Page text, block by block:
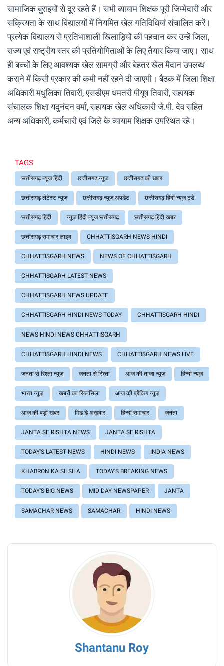
सामाजिक बुराइयों से दूर रहते हैं। सभी व्यायाम शिक्षक पूरी जिम्मेदारी और
सक्रियता के साथ विद्यालयों में नियमित खेल गतिविधियां संचालित करें।
प्रत्येक विद्यालय से प्रतिभाशाली खिलाड़ियों की पहचान कर उन्हें जिला,
राज्य एवं राष्ट्रीय स्तर की प्रतियोगिताओं के लिए तैयार किया जाए। साथ
ही बच्चों के लिए आवश्यक खेल सामग्री और बेहतर खेल मैदान उपलब्ध
कराने में किसी प्रकार की कमी नहीं रहने दी जाएगी। बैठक में जिला शिक्षा
अधिकारी मधुलिका तिवारी, एसडीएम धमतरी पीयूष तिवारी, सहायक
संचालक शिक्षा यदुनंदन वर्मा, सहायक खेल अधिकारी जे.पी. देव सहित
अन्य अधिकारी, कर्मचारी एवं जिले के व्यायाम शिक्षक उपस्थित रहे।
TAGS
छत्तीसगढ़ न्यूज हिंदी छत्तीसगढ़ न्यूज छत्तीसगढ़ की खबर
छत्तीसगढ़ लेटेस्ट न्यूज छत्तीसगढ़ न्यूज अपडेट छत्तीसगढ़ हिंदी न्यूज टुडे
छत्तीसगढ़ हिंदी न्यूज हिंदी न्यूज छत्तीसगढ़ छत्तीसगढ़ हिंदी खबर
छत्तीसगढ़ समाचार लाइव CHHATTISGARH NEWS HINDI
CHHATTISGARH NEWS NEWS OF CHHATTISGARH
CHHATTISGARH LATEST NEWS
CHHATTISGARH NEWS UPDATE
CHHATTISGARH HINDI NEWS TODAY CHHATTISGARH HINDI
NEWS HINDI NEWS CHHATTISGARH
CHHATTISGARH HINDI NEWS CHHATTISGARH NEWS LIVE
जनता से रिश्ता न्यूज़ जनता से रिश्ता आज की ताजा न्यूज़ हिंन्दी न्यूज़
भारत न्यूज़ खबरों का सिलसिला आज की ब्रेंकिग न्यूज़
आज की बड़ी खबर मिड डे अख़बार हिंन्दी समाचार जनता
JANTA SE RISHTA NEWS JANTA SE RISHTA
TODAY'S LATEST NEWS HINDI NEWS INDIA NEWS
KHABRON KA SILSILA TODAY'S BREAKING NEWS
TODAY'S BIG NEWS MID DAY NEWSPAPER JANTA
SAMACHAR NEWS SAMACHAR HINDI NEWS
Shantanu Roy